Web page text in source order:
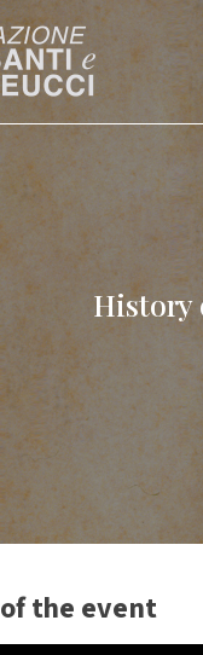
History
the event